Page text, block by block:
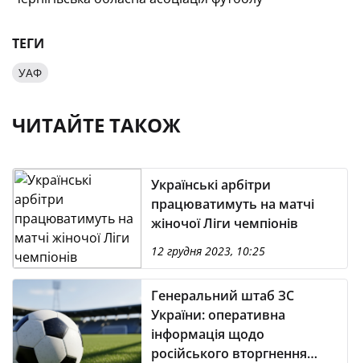
ТЕГИ
УАФ
ЧИТАЙТЕ ТАКОЖ
Українські арбітри
працюватимуть на матчі
жіночої Ліги чемпіонів
12 грудня 2023, 10:25
Генеральний штаб ЗС
України: оперативна
інформація щодо
російського вторгнення